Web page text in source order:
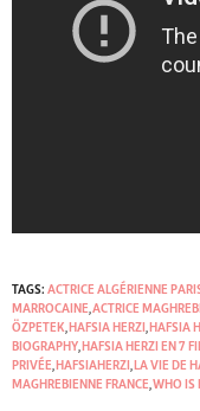
TAGS: ACTRICE ALGÉRIENNE
MARROCAINE,ACTRICE
ÖZPETEK, HAFSIA HERZI , HAFSIA
BIOGRAPHY, HAFSIA HERZI EN 7
PRIVÉE, HAFSIAHERZI , LA VIE DE
MAGHREBIENNE FRANCE,WHO IS